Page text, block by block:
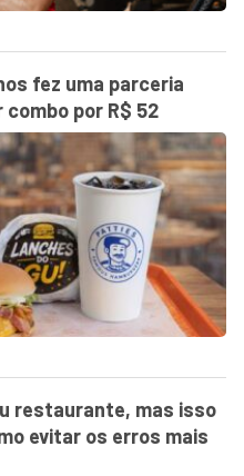
fez uma parceria
por R$ 52
restaurante, mas isso
evitar os erros mais